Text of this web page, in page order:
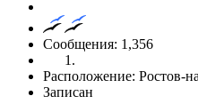
Сообщения: 1,356
Расположение: Ростов-
Записан